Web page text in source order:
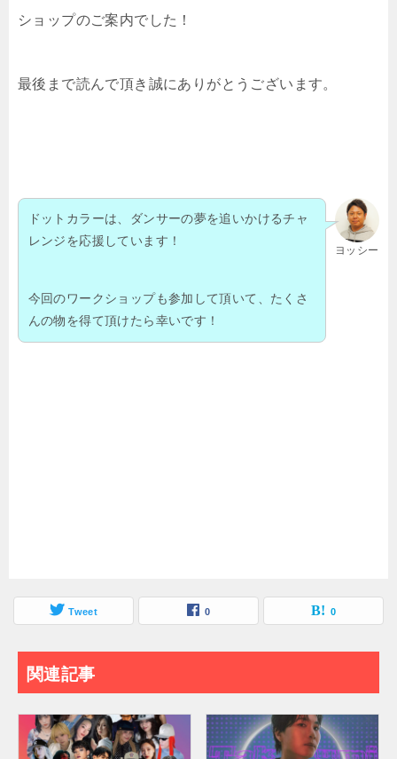
ショップのご案内でした！
最後まで読んで頂き誠にありがとうございます。
ヨッシー
ドットカラーは、ダンサーの夢を追いかけるチャ
レンジを応援しています！
今回のワークショップも参加して頂いて、たくさ
んの物を得て頂けたら幸いです！
Tweet 0 0
関連記事